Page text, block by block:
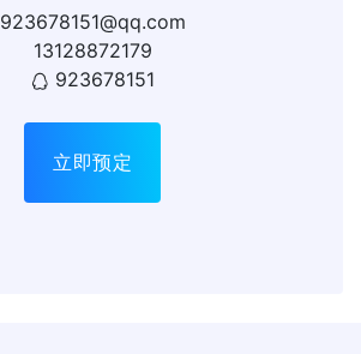
923678151@qq.com
13128872179
923678151
立即预定